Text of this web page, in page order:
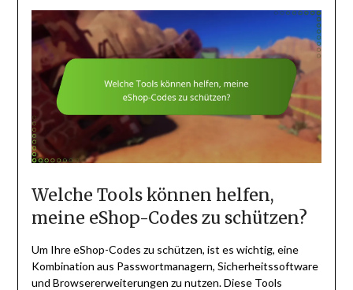
Welche Tools können helfen,
meine eShop-Codes zu schützen?
Um Ihre eShop-Codes zu schützen, ist es wichtig, eine
Kombination aus Passwortmanagern, Sicherheitssoftware
und Browsererweiterungen zu nutzen. Diese Tools